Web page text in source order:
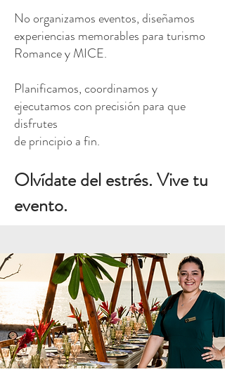
No organizamos eventos, diseñamos
experiencias memorables para turismo
Romance y MICE.
Planificamos, coordinamos y
ejecutamos con precisión para que
disfrutes
de principio a fin.
Olvídate del estrés. Vive tu
evento.